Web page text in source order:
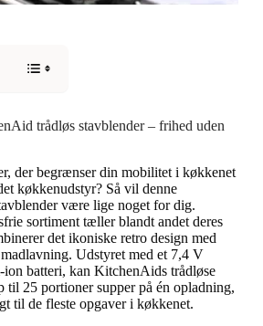
trådløs stavblender – frihed uden
der begrænser din mobilitet i køkkenet
køkkenudstyr? Så vil denne
være lige noget for dig.
sortiment tæller blandt andet deres
det ikoniske retro design med
Udstyret med et 7,4 V
batteri, kan KitchenAids trådløse
til 25 portioner supper på én opladning,
til de fleste opgaver i køkkenet.